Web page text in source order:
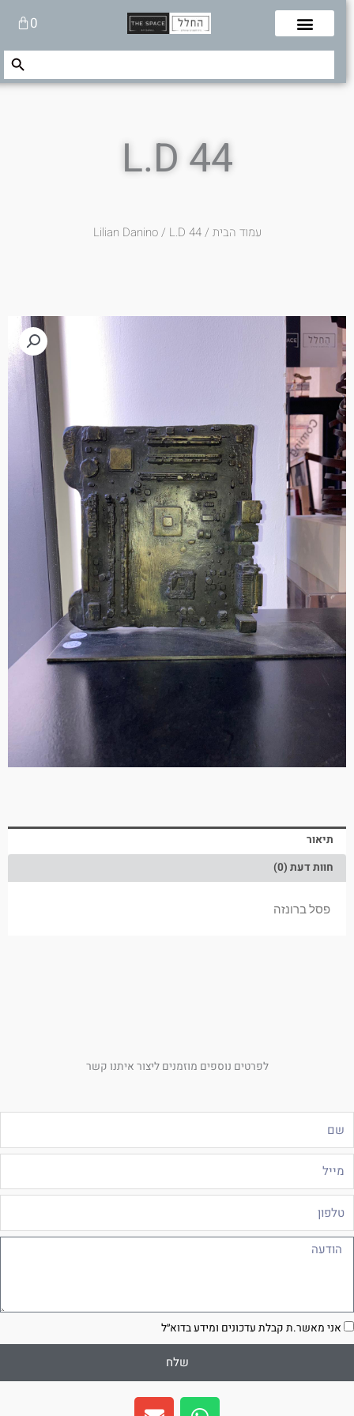
0עגלת
קניות
Search
Search Button
L.D 44
עמוד הבית/
Lilian Danino/ L.D 44
תיאור
חוות דעת (0)
פסל ברונזה
לפרטים נוספים מוזמנים ליצור איתנו קשר
אני מאשר.ת קבלת עדכונים ומידע בדוא״ל
שלח
W
E